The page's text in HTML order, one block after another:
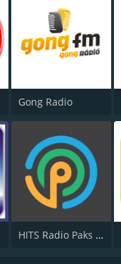
Gong Radio
HITS Radio Paks 103.3 FM